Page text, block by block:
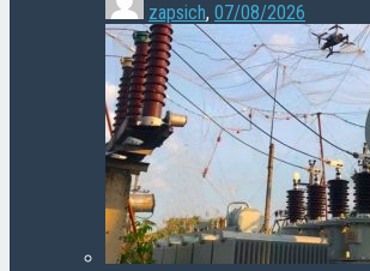
zapsich, 07/08/2026